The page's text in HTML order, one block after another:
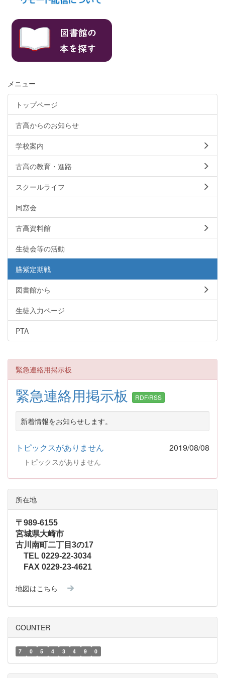
メニュー
トップページ
古高からのお知らせ
学校案内
古高の教育・進路
スクールライフ
同窓会
古高資料館
生徒会等の活動
臙紫定期戦
図書館から
生徒入力ページ
PTA
緊急連絡用掲示板
緊急連絡用掲示板 RDF/RSS
新着情報をお知らせします。
トピックスがありません 2019/08/08
トピックスがありません
所在地
〒989-6155
宮城県大崎市
古川南町二丁目3の17
TEL 0229-22-3034
FAX 0229-23-4621
地図はこちら
COUNTER
7 0 5 4 3 4 9 0